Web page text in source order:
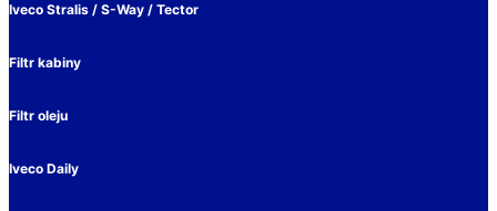
Iveco Stralis / S-Way / Tector
Filtr kabiny
Filtr oleju
Iveco Daily